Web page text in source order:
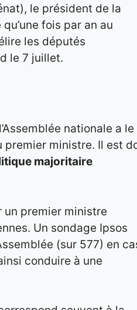
le président de la
fois par an au
les députés
le 7 juillet.
nationale a le
premier ministre. Il est
majoritaire
un premier ministre
Un sondage Ipsos
(sur 577) en
conduire à une